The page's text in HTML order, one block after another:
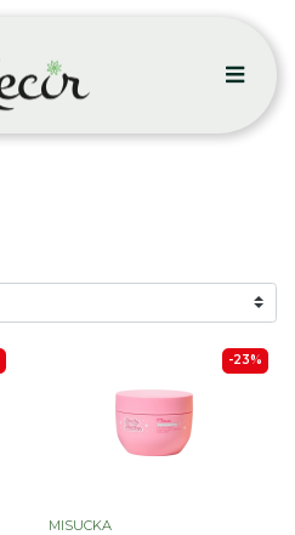
-23%
MISUCKA